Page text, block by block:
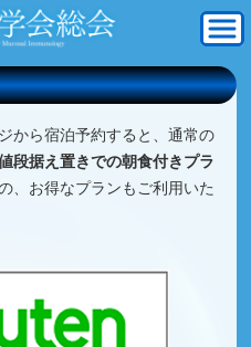
から宿泊予約すると、通常の
段据え置きでの朝食付きプラ
、お得なプランもご利用いた